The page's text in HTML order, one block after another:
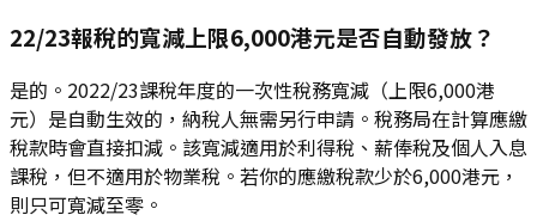
22/23報稅的寬減上限6,000港元是否自動發放？
是的。2022/23課稅年度的一次性稅務寬減（上限6,000港
元）是自動生效的，納稅人無需另行申請。稅務局在計算應繳
稅款時會直接扣減。該寬減適用於利得稅、薪俸稅及個人入息
課稅，但不適用於物業稅。若你的應繳稅款少於6,000港元，
則只可寬減至零。